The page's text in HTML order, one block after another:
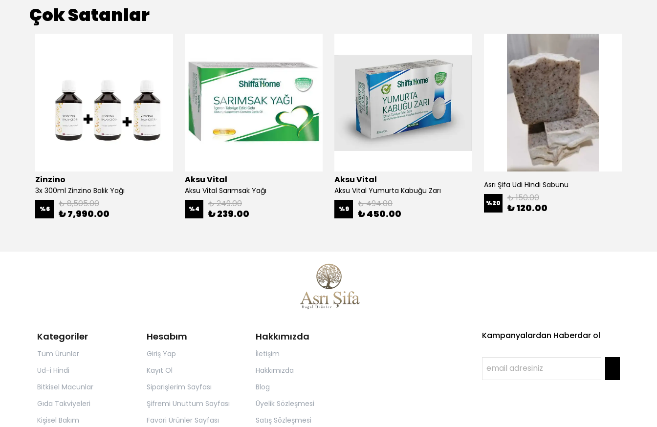
Çok Satanlar
Zinzino
3x 300ml Zinzino Balık Yağı
%6 ₺ 8,505.00
₺ 7,990.00
Aksu Vital
Aksu Vital Sarımsak Yağı
%4 ₺ 249.00
₺ 239.00
Aksu Vital
Aksu Vital Yumurta Kabuğu Zarı
%9 ₺ 494.00
₺ 450.00
Asrı Şifa Udi Hindi Sabunu
%20 ₺ 150.00
₺ 120.00
Kategoriler
Tüm Ürünler
Ud-i Hindi
Bitkisel Macunlar
Gıda Takviyeleri
Kişisel Bakım
Hesabım
Giriş Yap
Kayıt Ol
Siparişlerim Sayfası
Şifremi Unuttum Sayfası
Favori Ürünler Sayfası
Hakkımızda
İletişim
Hakkımızda
Blog
Üyelik Sözleşmesi
Satış Sözleşmesi
Kampanyalardan Haberdar ol